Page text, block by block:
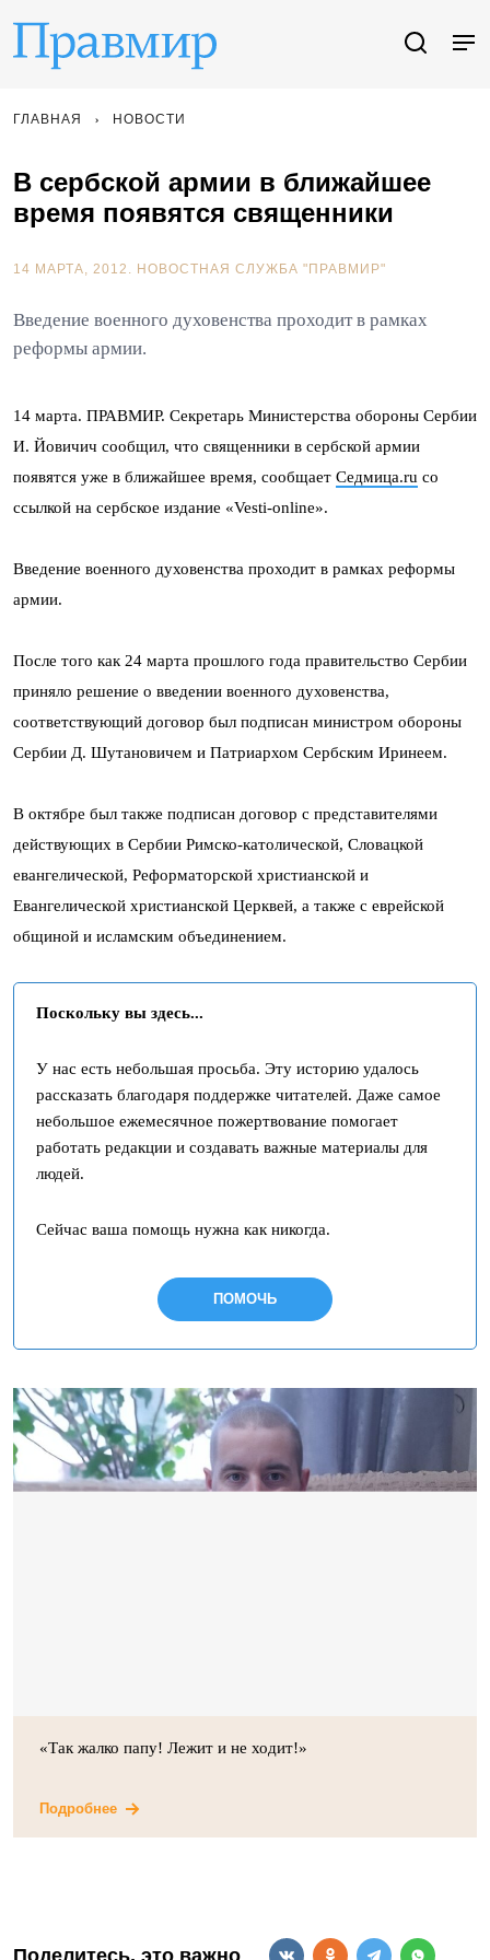
ГЛАВНАЯ НОВОСТИ
В сербской армии в ближайшее
время появятся священники
14 МАРТА, 2012. НОВОСТНАЯ СЛУЖБА "ПРАВМИР"
Введение военного духовенства проходит в рамках
реформы армии.
14 марта. ПРАВМИР. Секретарь Министерства обороны Сербии
И. Йовичич сообщил, что священники в сербской армии
появятся уже в ближайшее время, сообщает Седмица.ru со
ссылкой на сербское издание «Vesti-online».
Введение военного духовенства проходит в рамках реформы
армии.
После того как 24 марта прошлого года правительство Сербии
приняло решение о введении военного духовенства,
соответствующий договор был подписан министром обороны
Сербии Д. Шутановичем и Патриархом Сербским Иринеем.
В октябре был также подписан договор с представителями
действующих в Сербии Римско-католической, Словацкой
евангелической, Реформаторской христианской и
Евангелической христианской Церквей, а также с еврейской
общиной и исламским объединением.
Поскольку вы здесь...
У нас есть небольшая просьба. Эту историю удалось
рассказать благодаря поддержке читателей. Даже самое
небольшое ежемесячное пожертвование помогает
работать редакции и создавать важные материалы для
людей.
Сейчас ваша помощь нужна как никогда.
ПОМОЧЬ
«Так жалко папу! Лежит и не ходит!»
Подробнее
Поделитесь, это важно